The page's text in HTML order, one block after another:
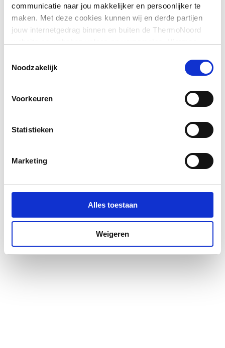
communicatie naar jou makkelijker en persoonlijker te
maken. Met deze cookies kunnen wij en derde partijen
jouw internetgedrag binnen en buiten de ThermoNoord
communicatie aan jouw interesses aan. We slaan je
Noodzakelijk
Voorkeuren
Statistieken
Marketing
Alles toestaan
Weigeren